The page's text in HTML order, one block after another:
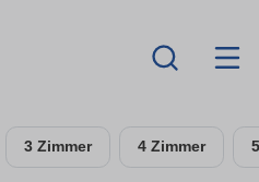
3 Zimmer 4 Zimmer